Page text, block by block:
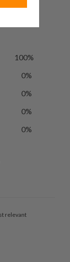
100%
0%
0%
0%
0%